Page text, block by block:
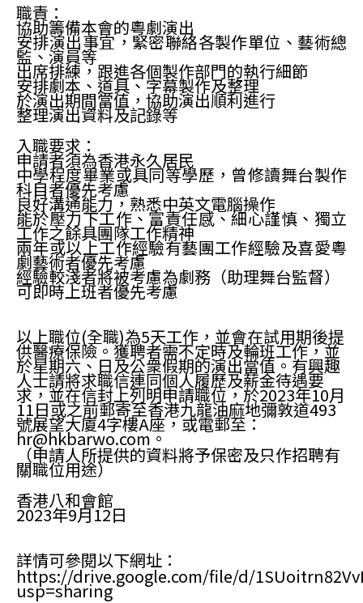
職責：
協助籌備本會的粵劇演出
安排演出事宜，緊密聯絡各製作單位、藝術總
監、演員等
出席排練，跟進各個製作部門的執行細節
安排劇本、道具、字幕製作及整理
於演出期間當值，協助演出順利進行
整理演出資料及記錄等
入職要求：
申請者須為香港永久居民
中學程度畢業或具同等學歷，曾修讀舞台製作
科目者優先考慮
良好溝通能力，熟悉中英文電腦操作
能於壓力下工作、富責任感、細心謹慎、獨立
工作之餘具團隊工作精神
兩年或以上工作經驗有藝團工作經驗及喜愛粵
劇藝術者優先考慮
經驗較淺者將被考慮為劇務（助理舞台監督）
可即時上班者優先考慮
以上職位(全職)為5天工作，並會在試用期後提
供醫療保險。獲聘者需不定時及輪班工作，並
於星期六、日及公衆假期的演出當值。有興趣
人士請將求職信連同個人履歷及薪金待遇要
求，並在信封上列明申請職位，於2023年10月
11日或之前郵寄至香港九龍油麻地彌敦道493
號展望大廈4字樓A座，或電郵至：
hr@hkbarwo.com。
（申請人所提供的資料將予保密及只作招聘有
關職位用途）
香港八和會館
2023年9月12日
詳情可參閱以下網址：
https://drive.google.com/file/d/
usp=sharing